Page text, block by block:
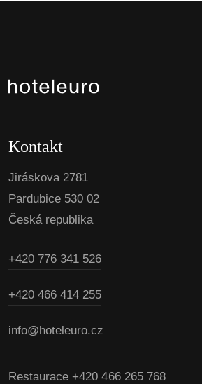
Kontakt
Jiráskova 2781
Pardubice 530 02
Česká republika
+420 776 341 526
+420 466 414 255
info@hoteleuro.cz
Restaurace +420 466 265 768